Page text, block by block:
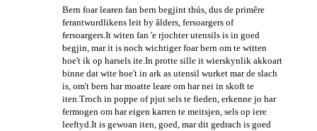
Bern foar learen fan bern begjint thús, dus de primêre
ferantwurdlikens leit by âlders, fersoargers of
fersoargers.It witen fan 'e rjochter utensils is in goed
begjin, mar it is noch wichtiger foar bern om te witten
hoe't ik op harsels ite.In protte sille it wierskynlik akkoart
binne dat wite hoe't in ark as utensil wurket mar de slach
is, om't bern har moatte leare om har nei in skoft te
iten.Troch in poppe of pjut sels te fieden, erkenne jo har
fermogen om har eigen karren te meitsjen, sels op iere
leeftyd.It is gewoan iten, goed, mar dit gedrach is goed